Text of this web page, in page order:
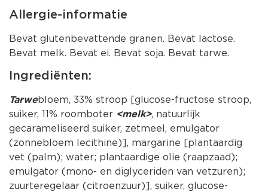
Allergie-informatie
Bevat glutenbevattende granen. Bevat lactose.
Bevat melk. Bevat ei. Bevat soja. Bevat tarwe.
Ingrediënten:
Tarwebloem, 33% stroop [glucose-fructose stroop,
suiker, 11% roomboter <melk>, natuurlijk
gecarameliseerd suiker, zetmeel, emulgator
(zonnebloem lecithine)], margarine [plantaardig
vet (palm); water; plantaardige olie (raapzaad);
emulgator (mono- en diglyceriden van vetzuren);
zuurteregelaar (citroenzuur)], suiker, glucose-